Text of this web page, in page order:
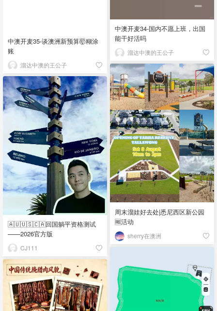
中澳开麦35-谈澳洲新预算🤯糊涂
账
溜达中澳的王公子
中澳开麦34-国内不愿上班，出国
能干好活吗
溜达中澳的王公子
周末溜娃好去处|悉尼西区新公园
🆓活动
sherry在澳洲
🇦🇺🇺🇸🇨🇦回国躺平资格测试
——2026官方版
CJ111